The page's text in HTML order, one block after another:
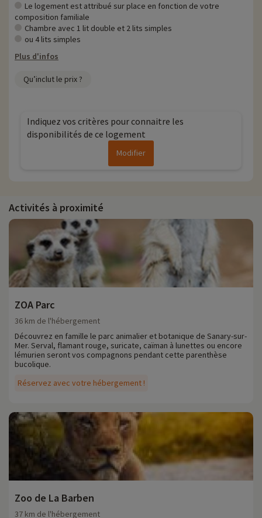
Le logement est attribué sur place en fonction de votre
composition familiale
Chambre avec 1 lit double et 2 lits simples
ou 4 lits simples
Plus d'infos
Qu’inclut le prix ?
Indiquez vos critères pour connaitre les
disponibilités de ce logement
Modifier
Activités à proximité
ZOA Parc
Réservez avec votre hébergement !
36 km de l'hébergement
Découvrez en famille le parc animalier et botanique de Sanary-sur-
Mer. Serval, flamant rouge, suricate, caïman à lunettes ou encore
lémurien seront vos compagnons pendant cette parenthèse
bucolique.
Zoo de La Barben
37 km de l'hébergement